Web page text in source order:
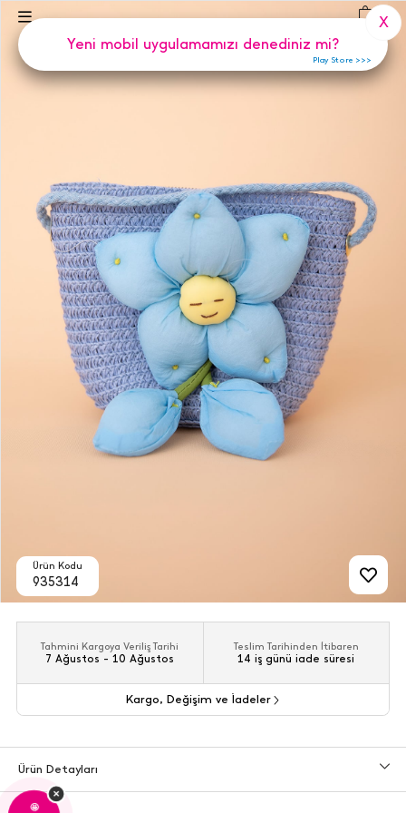
0 )
Ürün Kodu
935314
Tahmini Kargoya Veriliş Tarihi
7 Ağustos - 10 Ağustos
Teslim Tarihinden İtibaren
14 iş günü iade süresi
Kargo, Değişim ve İadeler
Ürün Detayları
🤩
×
Yeni mobil uygulamamızı denediniz mi?
X
Play Store >>>